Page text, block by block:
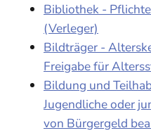
Bibliothek -
(Verleger)
Bildträger -
Freigabe für
Bildung und
Jugendliche oder
von Bürgergeld